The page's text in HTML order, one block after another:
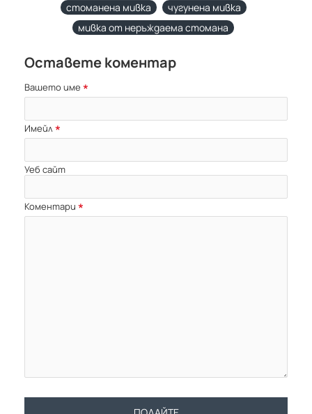
стоманена мивка
чугунена мивка
мивка от неръждаема стомана
Оставете коментар
Вашето име
Имейл
Уеб сайт
Коментари